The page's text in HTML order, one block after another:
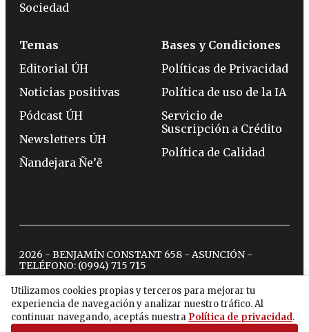
Utilizamos cookies propias y terceros para mejorar tu
experiencia de navegación y analizar nuestro tráfico. Al
continuar navegando, aceptás nuestra Política de privacidad.
Sociedad
Temas
Editorial ÚH
Noticias positivas
Pódcast ÚH
Newsletters ÚH
Ñandejara Ñe’ẽ
Bases y Condiciones
Políticas de Privacidad
Política de uso de la IA
Servicio de
Suscripción a Crédito
Política de Calidad
2026 - BENJAMÍN CONSTANT 658 - ASUNCIÓN -
TELÉFONO: (0994) 715 715
twitterinstagram
facebook
tiktokyoutubespotify